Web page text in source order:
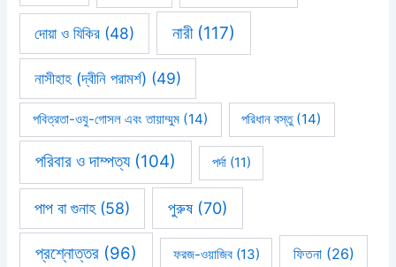
দোয়া ও যিকির (48) নারী(117)
নাসীহাহ (দ্বীনি পরামর্শ) (49)
পবিত্রতা-ওযু-গোসল এবং তায়াম্মুম (14) পরিধান বস্তু(14)
পরিবার ও দাম্পত্য(104) পর্দা(11)
পাপ বা গুনাহ(58) পুরুষ(70)
প্রশ্নোত্তর (96) ফরজ-ওয়াজিব(13) ফিতনা(26)